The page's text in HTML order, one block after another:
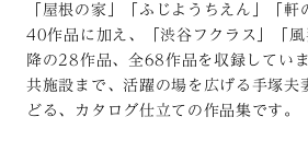
「屋根の家」「ふじようちえん」「
40作品に加え、「渋谷フクラス」「
降の28作品、全68作品を収録してい
共施設まで、活躍の場を広げる手塚夫
どる、カタログ仕立ての作品集です。